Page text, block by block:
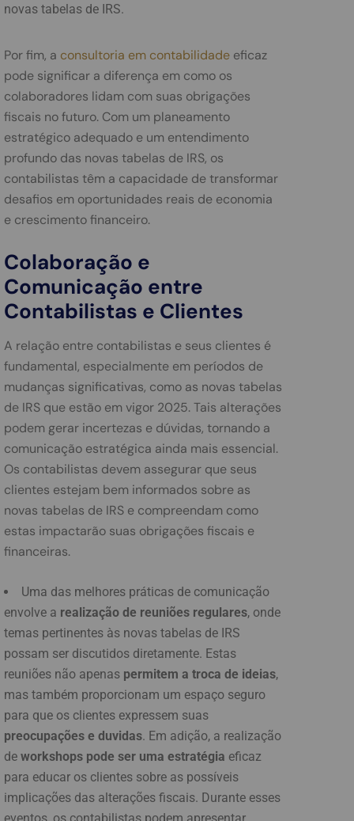
novas tabelas de IRS.
Por fim, a consultoria em contabilidade eficaz
pode significar a diferença em como os
colaboradores lidam com suas obrigações
fiscais no futuro. Com um planeamento
estratégico adequado e um entendimento
profundo das novas tabelas de IRS, os
contabilistas têm a capacidade de transformar
desafios em oportunidades reais de economia
e crescimento financeiro.
Colaboração e
Comunicação entre
Contabilistas e Clientes
A relação entre contabilistas e seus clientes é
fundamental, especialmente em períodos de
mudanças significativas, como as novas tabelas
de IRS que estão em vigor 2025. Tais alterações
podem gerar incertezas e dúvidas, tornando a
comunicação estratégica ainda mais essencial.
Os contabilistas devem assegurar que seus
clientes estejam bem informados sobre as
novas tabelas de IRS e compreendam como
estas impactarão suas obrigações fiscais e
financeiras.
Uma das melhores práticas de comunicação
envolve a realização de reuniões regulares, onde
temas pertinentes às novas tabelas de IRS
possam ser discutidos diretamente. Estas
reuniões não apenas permitem a troca de ideias,
mas também proporcionam um espaço seguro
para que os clientes expressem suas
preocupações e duvidas. Em adição, a realização
de workshops pode ser uma estratégia eficaz
para educar os clientes sobre as possíveis
implicações das alterações fiscais. Durante esses